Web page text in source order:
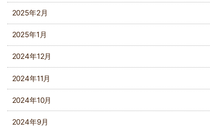
2025年2月
2025年1月
2024年12月
2024年11月
2024年10月
2024年9月